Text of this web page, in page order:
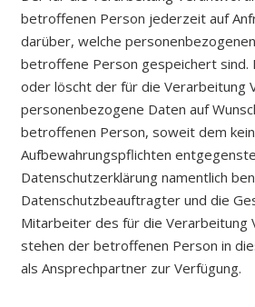
betroffenen Person jederzeit auf
darüber, welche
betroffene Person gespeichert sind.
oder löscht der für die Verarbeitung
personenbezogene Daten auf
betroffenen Person, soweit dem
Aufbewahrungspflichten
Datenschutzerklärung namentlich
Datenschutzbeauftragter und die
Mitarbeiter des für die Verarbeitung
stehen der betroffenen Person in
als Ansprechpartner zur Verfügung.